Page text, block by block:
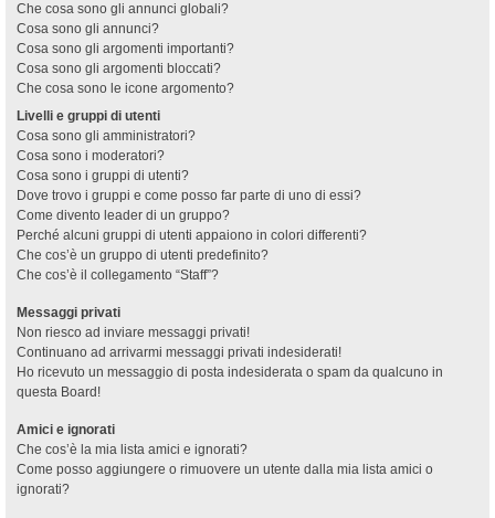
Che cosa sono gli annunci globali?
Cosa sono gli annunci?
Cosa sono gli argomenti importanti?
Cosa sono gli argomenti bloccati?
Che cosa sono le icone argomento?
Livelli e gruppi di utenti
Cosa sono gli amministratori?
Cosa sono i moderatori?
Cosa sono i gruppi di utenti?
Dove trovo i gruppi e come posso far parte di uno di essi?
Come divento leader di un gruppo?
Perché alcuni gruppi di utenti appaiono in colori differenti?
Che cos’è un gruppo di utenti predefinito?
Che cos’è il collegamento “Staff”?
Messaggi privati
Non riesco ad inviare messaggi privati!
Continuano ad arrivarmi messaggi privati indesiderati!
Ho ricevuto un messaggio di posta indesiderata o spam da qualcuno in
questa Board!
Amici e ignorati
Che cos’è la mia lista amici e ignorati?
Come posso aggiungere o rimuovere un utente dalla mia lista amici o
ignorati?